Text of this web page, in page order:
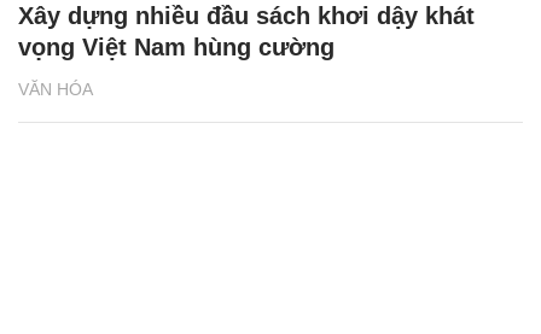
VĂN HÓA
Xây dựng nhiều đầu sách khơi dậy khát
vọng Việt Nam hùng cường